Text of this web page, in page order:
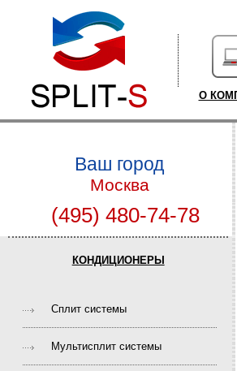
О
Ваш город
Москва
(495) 480-74-78
КОНДИЦИОНЕРЫ
Cплит системы
Мультисплит системы